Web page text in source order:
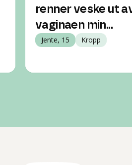
renner veske ut
vaginaen min...
Jente, 15 Kropp